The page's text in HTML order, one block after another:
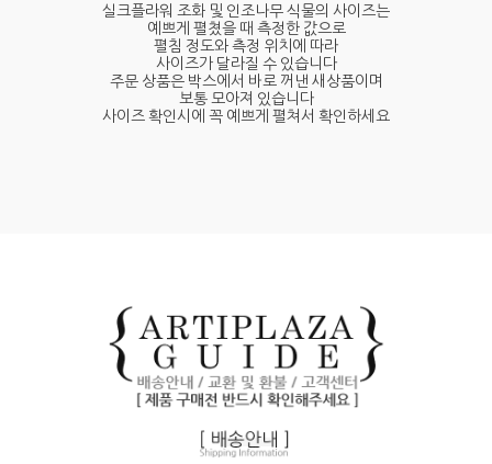
실크플라워 조화 및 인조나무 식물의 사이즈는
예쁘게 펼쳤을 때 측정한 값으로
펼침 정도와 측정 위치에 따라
사이즈가 달라질 수 있습니다
주문 상품은 박스에서 바로 꺼낸 새상품이며
보통 모아져 있습니다
사이즈 확인시에 꼭 예쁘게 펼쳐서 확인하세요